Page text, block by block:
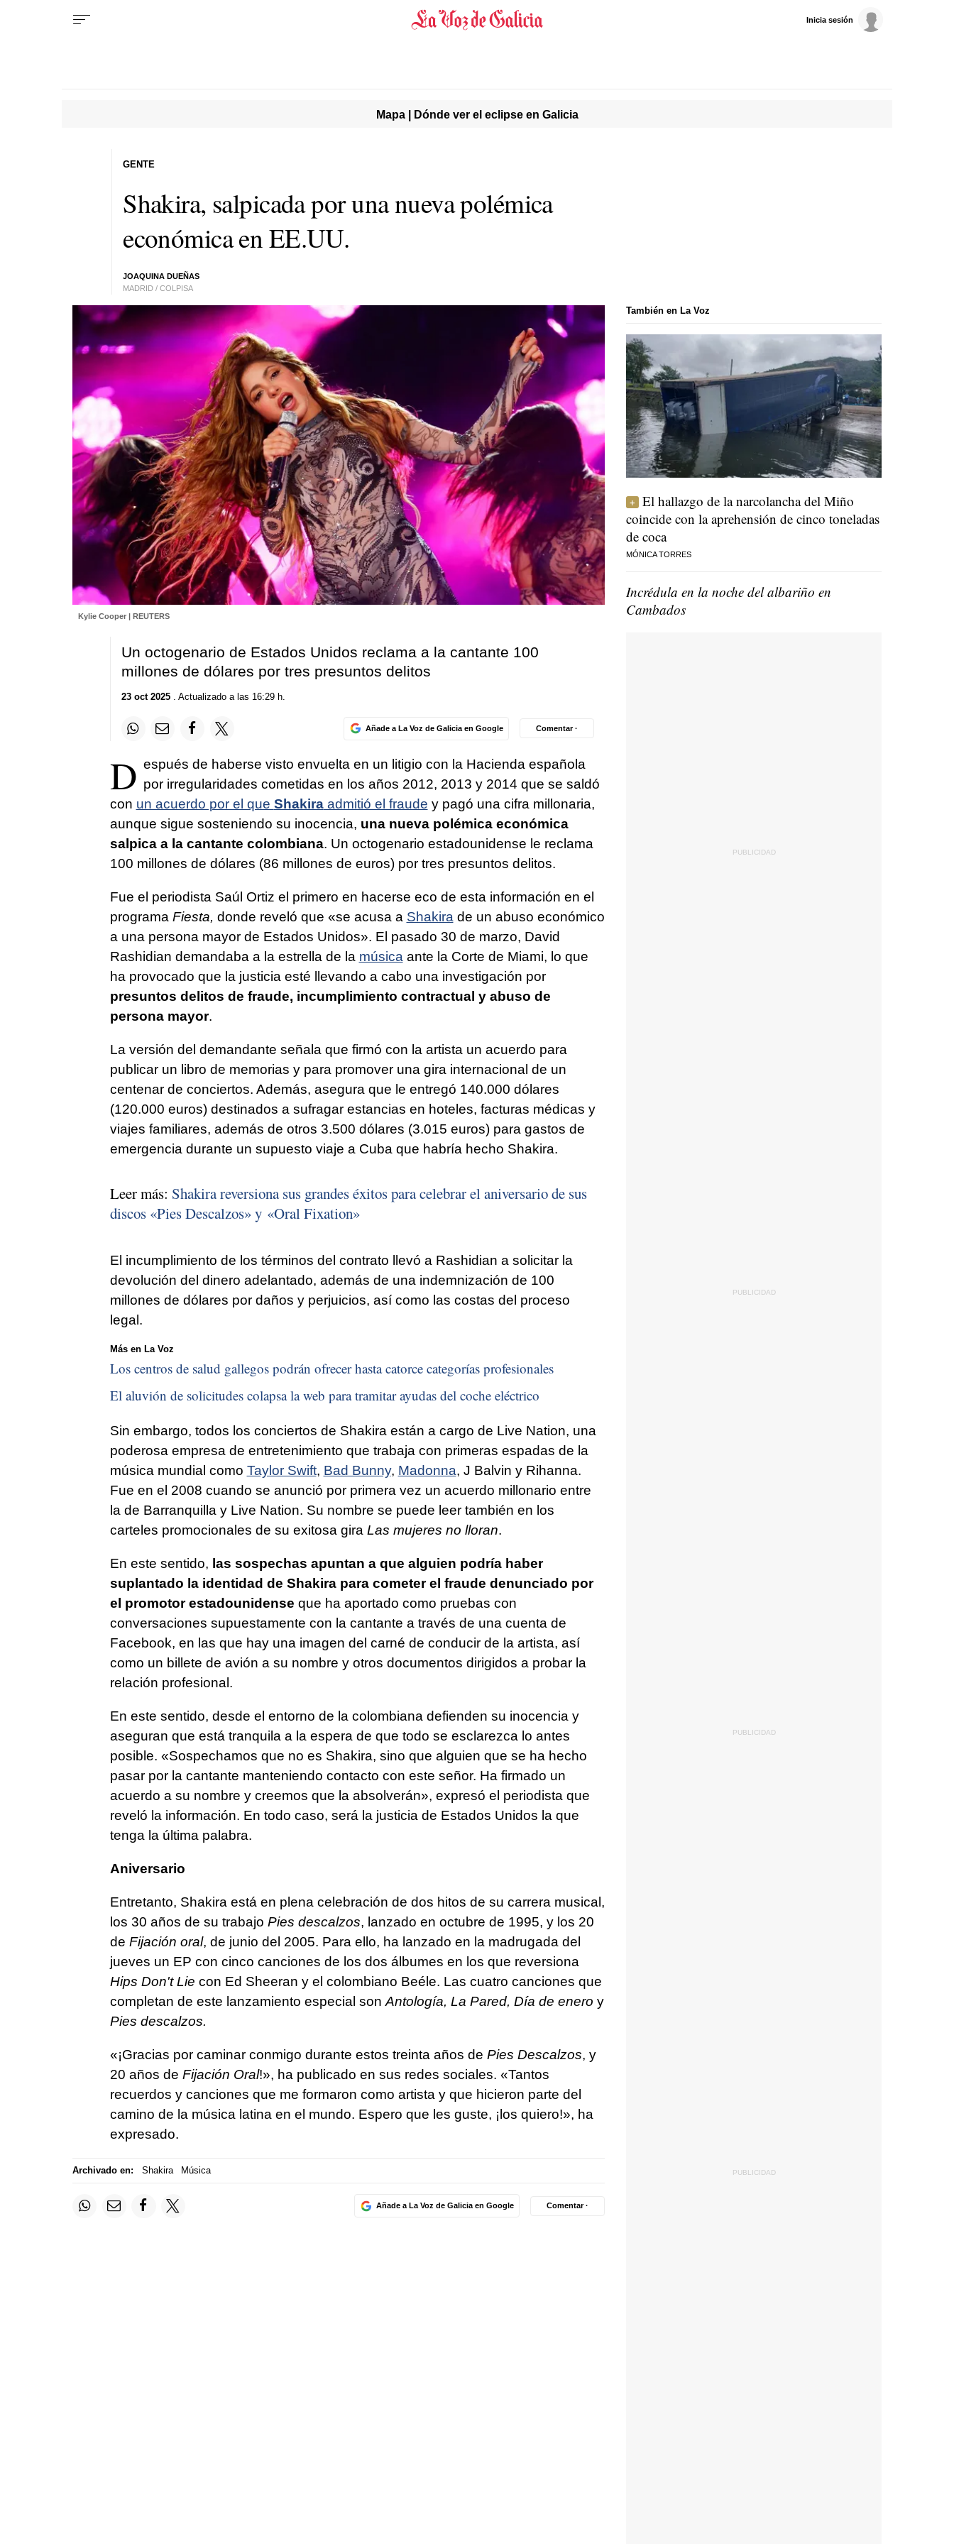
Inicia sesión
Mapa | Dónde ver el eclipse en Galicia
Shakira, salpicada por una nueva polémica
económica en EE.UU.
JOAQUINA DUEÑAS
MADRID / COLPISA
GENTE
Kylie Cooper | REUTERS
Un octogenario de Estados Unidos reclama a la cantante 100
millones de dólares por tres presuntos delitos
23 oct 2025. Actualizado a las 16:29 h.
Añade a La Voz de Galicia en Google Comentar ·
D espués de haberse visto envuelta en un litigio con la Hacienda española
por irregularidades cometidas en los años 2012, 2013 y 2014 que se saldó
con un acuerdo por el que Shakiraadmitió el fraude y pagó una cifra millonaria,
aunque sigue sosteniendo su inocencia, una nueva polémica económica
salpica a la cantante colombiana. Un octogenario estadounidense le reclama
100 millones de dólares (86 millones de euros) por tres presuntos delitos.
Fue el periodista Saúl Ortiz el primero en hacerse eco de esta información en el
programa Fiesta, donde reveló que «se acusa a Shakira de un abuso económico
a una persona mayor de Estados Unidos». El pasado 30 de marzo, David
Rashidian demandaba a la estrella de la música ante la Corte de Miami, lo que
ha provocado que la justicia esté llevando a cabo una investigación por
presuntos delitos de fraude, incumplimiento contractual y abuso de
persona mayor.
La versión del demandante señala que firmó con la artista un acuerdo para
publicar un libro de memorias y para promover una gira internacional de un
centenar de conciertos. Además, asegura que le entregó 140.000 dólares
(120.000 euros) destinados a sufragar estancias en hoteles, facturas médicas y
viajes familiares, además de otros 3.500 dólares (3.015 euros) para gastos de
emergencia durante un supuesto viaje a Cuba que habría hecho Shakira.
Leer más: Shakira reversiona sus grandes éxitos para celebrar el aniversario de sus
discos «Pies Descalzos» y «Oral Fixation»
El incumplimiento de los términos del contrato llevó a Rashidian a solicitar la
devolución del dinero adelantado, además de una indemnización de 100
millones de dólares por daños y perjuicios, así como las costas del proceso
legal.
Más en La Voz
Los centros de salud gallegos podrán ofrecer hasta catorce categorías profesionales
El aluvión de solicitudes colapsa la web para tramitar ayudas del coche eléctrico
Sin embargo, todos los conciertos de Shakira están a cargo de Live Nation, una
poderosa empresa de entretenimiento que trabaja con primeras espadas de la
música mundial como Taylor Swift, Bad Bunny, Madonna, J Balvin y Rihanna.
Fue en el 2008 cuando se anunció por primera vez un acuerdo millonario entre
la de Barranquilla y Live Nation. Su nombre se puede leer también en los
carteles promocionales de su exitosa gira Las mujeres no lloran.
En este sentido, las sospechas apuntan a que alguien podría haber
suplantado la identidad de Shakira para cometer el fraude denunciado por
el promotor estadounidense que ha aportado como pruebas con
conversaciones supuestamente con la cantante a través de una cuenta de
Facebook, en las que hay una imagen del carné de conducir de la artista, así
como un billete de avión a su nombre y otros documentos dirigidos a probar la
relación profesional.
En este sentido, desde el entorno de la colombiana defienden su inocencia y
aseguran que está tranquila a la espera de que todo se esclarezca lo antes
posible. «Sospechamos que no es Shakira, sino que alguien que se ha hecho
pasar por la cantante manteniendo contacto con este señor. Ha firmado un
acuerdo a su nombre y creemos que la absolverán», expresó el periodista que
reveló la información. En todo caso, será la justicia de Estados Unidos la que
tenga la última palabra.
Aniversario
Entretanto, Shakira está en plena celebración de dos hitos de su carrera musical,
los 30 años de su trabajo Pies descalzos, lanzado en octubre de 1995, y los 20
de Fijación oral, de junio del 2005. Para ello, ha lanzado en la madrugada del
jueves un EP con cinco canciones de los dos álbumes en los que reversiona
Hips Don't Lie con Ed Sheeran y el colombiano Beéle. Las cuatro canciones que
completan de este lanzamiento especial son Antología, La Pared, Día de enero y
Pies descalzos.
«¡Gracias por caminar conmigo durante estos treinta años de Pies Descalzos, y
20 años de Fijación Oral!», ha publicado en sus redes sociales. «Tantos
recuerdos y canciones que me formaron como artista y que hicieron parte del
camino de la música latina en el mundo. Espero que les guste, ¡los quiero!», ha
expresado.
Archivado en: Shakira Música
Añade a La Voz de Galicia en Google Comentar ·
También en La Voz
El hallazgo de la narcolancha del Miño
coincide con la aprehensión de cinco toneladas
de coca
MÓNICA TORRES
Incrédula en la noche del albariño en
Cambados